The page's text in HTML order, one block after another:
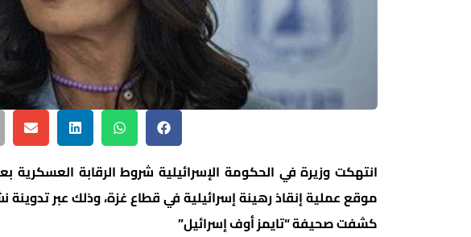
انتهكت وزيرة في الحكومة الإسرائيلية شروط الرقابة
موقع عملية إنقاذ رهينة إسرائيلية في قطاع غزة، وذلك عبر تدوينة
كشفت صحيفة “تايمز أوف إسرائيل”